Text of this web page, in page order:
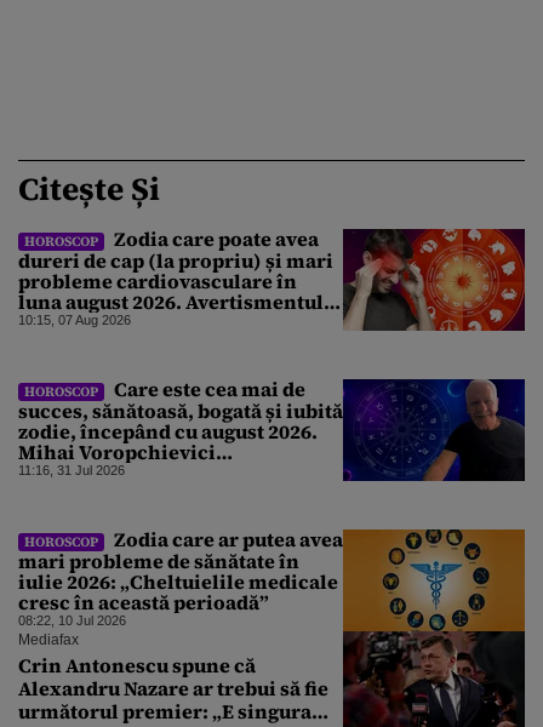
Citește Și
HOROSCOP
Zodia care poate avea
dureri de cap (la propriu) și mari
probleme cardiovasculare în
luna august 2026. Avertismentul
experților în astrologie
10:15, 07 Aug 2026
HOROSCOP
Care este cea mai de
succes, sănătoasă, bogată și iubită
zodie, începând cu august 2026.
Mihai Voropchievici
nominalizează nativii ce vor da
11:16, 31 Jul 2026
HOROSCOP
Zodia care ar putea avea
mari probleme de sănătate în
iulie 2026: „Cheltuielile medicale
cresc în această perioadă”
08:22, 10 Jul 2026
Mediafax
Crin Antonescu spune că
Alexandru Nazare ar trebui să fie
următorul premier: „E singura